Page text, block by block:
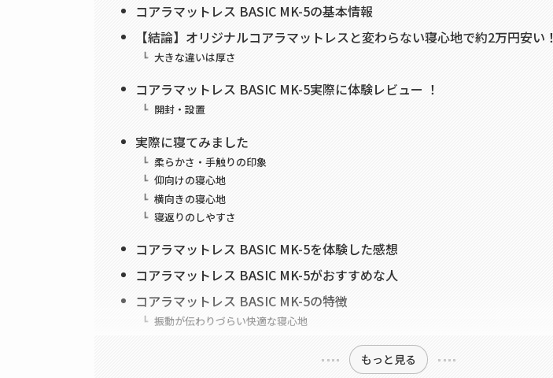
コアラマットレス BASIC MK-5の基本情報
【結論】オリジナルコアラマットレスと変わらない寝心地で約2万円安い！
大きな違いは厚さ
コアラマットレス BASIC MK-5実際に体験レビュー ！
開封・設置
実際に寝てみました
柔らかさ・手触りの印象
仰向けの寝心地
横向きの寝心地
寝返りのしやすさ
コアラマットレス BASIC MK-5を体験した感想
コアラマットレス BASIC MK-5がおすすめな人
コアラマットレス BASIC MK-5の特徴
振動が伝わりづらい快適な寝心地
もっと見る